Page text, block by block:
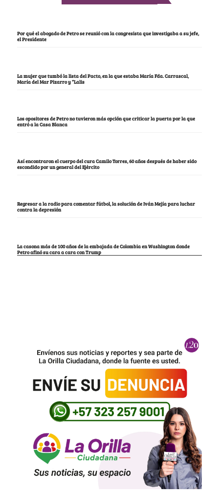
Por qué el abogado de Petro se reunió con la congresista que investigaba a su jefe,
el Presidente
La mujer que tumbó la lista del Pacto, en la que estaba María Fda. Carrascal,
María del Mar Pizarro y “Lalis
Los opositores de Petro no tuvieron más opción que criticar la puerta por la que
entró a la Casa Blanca
Así encontraron el cuerpo del cura Camilo Torres, 60 años después de haber sido
escondido por un general del Ejército
Regresar a la radio para comentar fútbol, la solución de Iván Mejía para luchar
contra la depresión
La casona más de 100 años de la embajada de Colombia en Washington donde
Petro afinó su cara a cara con Trump